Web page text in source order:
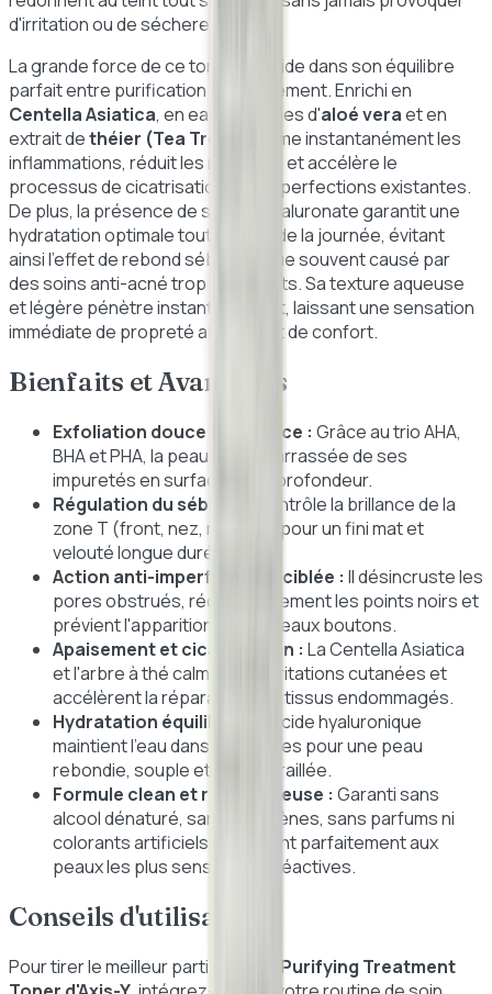
d'irritation ou de sécheresse.
La grande force de ce tonique réside dans son équilibre
parfait entre purification et apaisement. Enrichi en
Centella Asiatica, en eau de feuilles d'aloé veraet en
extrait dethéier (Tea Tree)
, il calme instantanément les
inflammations, réduit les rougeurs et accélère le
processus de cicatrisation des imperfections existantes.
De plus, la présence de sodium hyaluronate garantit une
hydratation optimale tout au long de la journée, évitant
ainsi l'effet de rebond séborrhéique souvent causé par
des soins anti-acné trop décapants. Sa texture aqueuse
et légère pénètre instantanément, laissant une sensation
immédiate de propreté absolue et de confort.
Bienfaits et Avantages
Exfoliation douce et efficace : Grâce au trio AHA,
BHA et PHA, la peau est débarrassée de ses
impuretés en surface et en profondeur.
Régulation du sébum :
Il contrôle la brillance de la
zone T (front, nez, menton) pour un fini mat et
velouté longue durée.
Action anti-imperfections ciblée : Il désincruste les
pores obstrués, réduit visiblement les points noirs et
prévient l'apparition de nouveaux boutons.
Apaisement et cicatrisation : La Centella Asiatica
et l'arbre à thé calment les irritations cutanées et
accélèrent la réparation des tissus endommagés.
Hydratation équilibrée :
L'acide hyaluronique
maintient l'eau dans les cellules pour une peau
rebondie, souple et jamais tiraillée.
Formule clean et respectueuse : Garanti sans
alcool dénaturé, sans parabènes, sans parfums ni
colorants artificiels, il convient parfaitement aux
peaux les plus sensibles et réactives.
Conseils d'utilisation
Pour tirer le meilleur parti du
Daily Purifying Treatment